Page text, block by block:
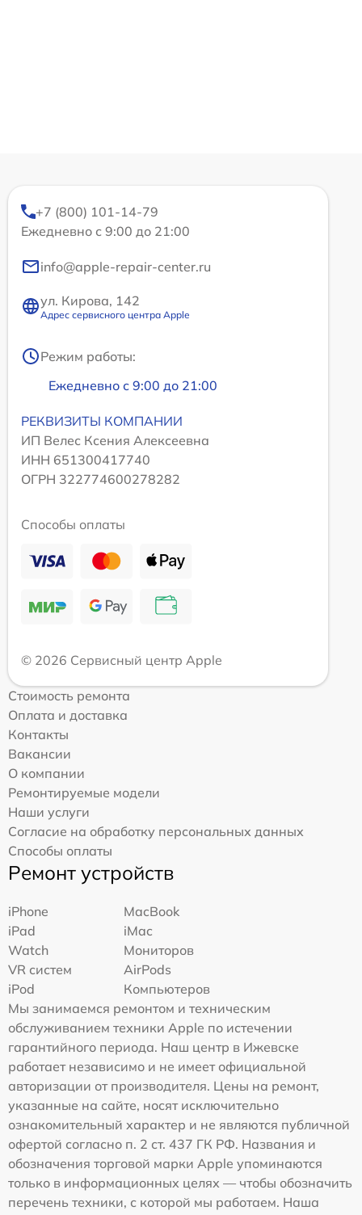
+7 (800) 101-14-79
Ежедневно с 9:00 до 21:00
info@apple-repair-center.ru
ул. Кирова, 142
Адрес сервисного центра Apple
Режим работы:
Ежедневно с 9:00 до 21:00
РЕКВИЗИТЫ КОМПАНИИ
ИП Велес Ксения Алексеевна
ИНН 651300417740
ОГРН 322774600278282
Способы оплаты
© 2026 Сервисный центр Apple
Стоимость ремонта
Оплата и доставка
Контакты
Вакансии
О компании
Ремонтируемые модели
Наши услуги
Согласие на обработку персональных данных
Способы оплаты
Ремонт устройств
iPhone
MacBook
iPad
iMac
Watch
Мониторов
VR систем
AirPods
iPod
Компьютеров
Мы занимаемся ремонтом и техническим
обслуживанием техники Apple по истечении
гарантийного периода. Наш центр в Ижевске
работает независимо и не имеет официальной
авторизации от производителя. Цены на ремонт,
указанные на сайте, носят исключительно
ознакомительный характер и не являются публичной
офертой согласно п. 2 ст. 437 ГК РФ. Названия и
обозначения торговой марки Apple упоминаются
только в информационных целях — чтобы обозначить
перечень техники, с которой мы работаем. Наша